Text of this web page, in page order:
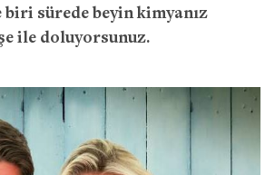
biri sürede beyin kimyanız
ile doluyorsunuz.